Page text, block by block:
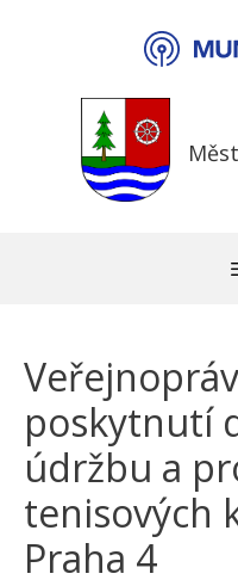
poskytnutí
údržbu a
tenisových
Praha 4